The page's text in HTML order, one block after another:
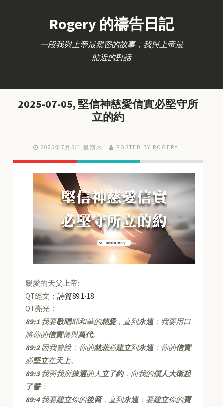
Rogery 的禱告日記
一段我與上帝最親密的故事，我與上帝最
貼近的對話
2025-07-05, 堅信神慈愛信實必堅守所
立的約
2025年7月5日 星期六 POSTED BY ROGERY
親愛的天父上帝:
QT經文：詩篇89:1-18
QT亮光：
89:1 我要歌唱耶和華的慈愛，直到永遠；我要用口
將你的信實傳與萬代。
89:2因我曾說：你的慈悲必建立到永遠；你的信實
必堅立在天上。
89:3我與我所揀選的人 立了約，向我的僕人大衛起
了誓：
89:4我要建立你的後裔，直到永遠；要建立你的寶